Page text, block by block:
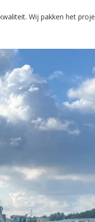
Wij pakken het